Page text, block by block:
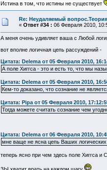
Истина в том, что истины не существует
Re: Неудаляемый
« Ответ #34 : 06 Февраля 2010,
А меня очень удивляет ваша с Любой
вот вполне логичная цепь рассуждений -
Цитата: Delema от 05 Февраля 2010,
А поле Хиггса - это и есть то, что мы
Цитата: Delema от 05 Февраля 2010,
Кем-то доказано, что сознание не
Цитата: Pipa от 05 Февраля 2010,
Тогда можете считать сознание чем
Цитата: Delema от 06 Февраля 2010,
мне ваще не ясна цепь Ваших логических
теперь ясно при чем здесь поле Хиггса